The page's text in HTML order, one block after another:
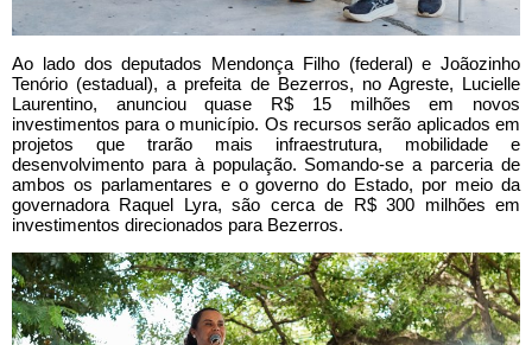
Ao lado dos deputados Mendonça Filho (federal) e Joãozinho
Tenório (estadual), a prefeita de Bezerros, no Agreste, Lucielle
Laurentino, anunciou quase R$ 15 milhões em novos
investimentos para o município. Os recursos serão aplicados em
projetos que trarão mais infraestrutura, mobilidade e
desenvolvimento para à população. Somando-se a parceria de
ambos os parlamentares e o governo do Estado, por meio da
governadora Raquel Lyra, são cerca de R$ 300 milhões em
investimentos direcionados para Bezerros.